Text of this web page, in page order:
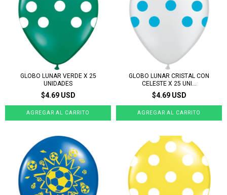
GLOBO LUNAR VERDE X 25
UNIDADES
$4.69 USD
GLOBO LUNAR CRISTAL CON
CELESTE X 25 UNI...
$4.69 USD